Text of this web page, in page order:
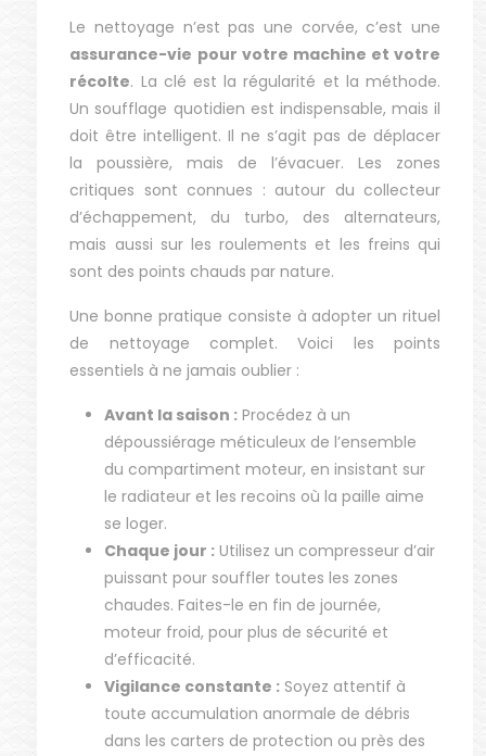
Le nettoyage n’est pas une corvée, c’est une
assurance-vie pour votre machine et votre
récolte. La clé est la régularité et la méthode.
Un soufflage quotidien est indispensable, mais il
doit être intelligent. Il ne s’agit pas de déplacer
la poussière, mais de l’évacuer. Les zones
critiques sont connues : autour du collecteur
d’échappement, du turbo, des alternateurs,
mais aussi sur les roulements et les freins qui
sont des points chauds par nature.
Une bonne pratique consiste à adopter un rituel
de nettoyage complet. Voici les points
essentiels à ne jamais oublier :
Avant la saison : Procédez à un
dépoussiérage méticuleux de l’ensemble
du compartiment moteur, en insistant sur
le radiateur et les recoins où la paille aime
se loger.
Chaque jour : Utilisez un compresseur d’air
puissant pour souffler toutes les zones
chaudes. Faites-le en fin de journée,
moteur froid, pour plus de sécurité et
d’efficacité.
Vigilance constante : Soyez attentif à
toute accumulation anormale de débris
dans les carters de protection ou près des